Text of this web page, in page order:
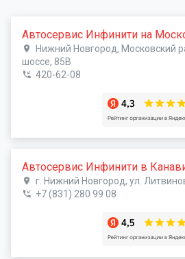
Автосервис Инфинити на
Нижний Новгород, Московский
шоссе, 85В
420-62-08
Автосервис Инфинити в
г. Нижний Новгород, ул.
+7 (831) 280 99 08